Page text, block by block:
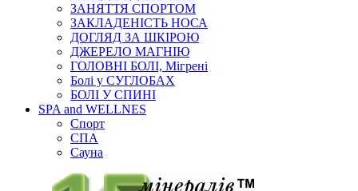
ЗАНЯТТЯ СПОРТОМ
ЗАКЛАДЕНІСТЬ НОСА
ДОГЛЯД ЗА ШКІРОЮ
ДЖЕРЕЛО МАГНІЮ
ГОЛОВНІ БОЛІ, Мігрені
Болі у СУГЛОБАХ
БОЛІ У СПИНІ
SPA and WELLNES
Спорт
СПА
Сауна